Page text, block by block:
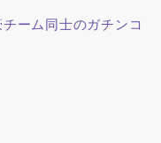
ーム同士のガチンコ